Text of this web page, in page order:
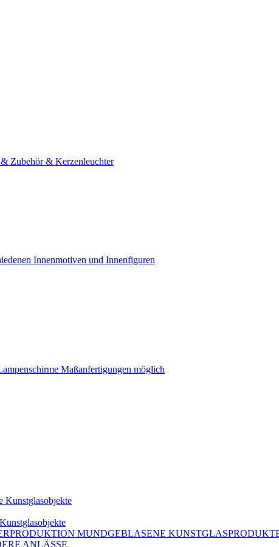
Zubehör & Kerzenleuchter
Innenmotiven und Innenfiguren
Maßanfertigungen möglich
Kunstglasobjekte
MUNDGEBLASENE
ANLÄSSE